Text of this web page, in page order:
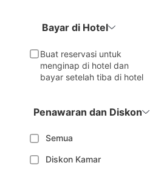
Bayar di Hotel
Buat reservasi untuk
menginap di hotel dan
bayar setelah tiba di hotel
Penawaran dan Diskon
Semua
Diskon Kamar